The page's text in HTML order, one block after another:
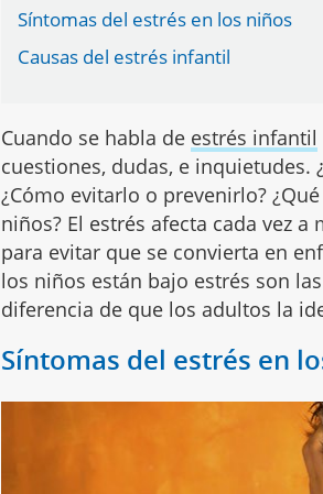
Síntomas del estrés en los niños
Causas del estrés infantil
Cuando se habla de estrés infantil
cuestiones, dudas, e inquietudes.
¿Cómo evitarlo o prevenirlo?
niños? El estrés afecta cada vez
para evitar que se convierta en
los niños están bajo estrés son
diferencia de que los adultos la
Síntomas del estrés en